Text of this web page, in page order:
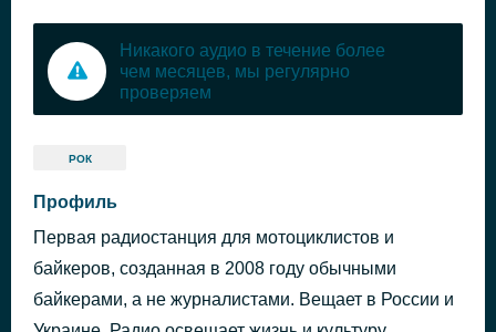
Никакого аудио в течение более
чем месяцев, мы регулярно
проверяем
РОК
Профиль
Первая радиостанция для мотоциклистов и
байкеров, созданная в 2008 году обычными
байкерами, а не журналистами. Вещает в России и